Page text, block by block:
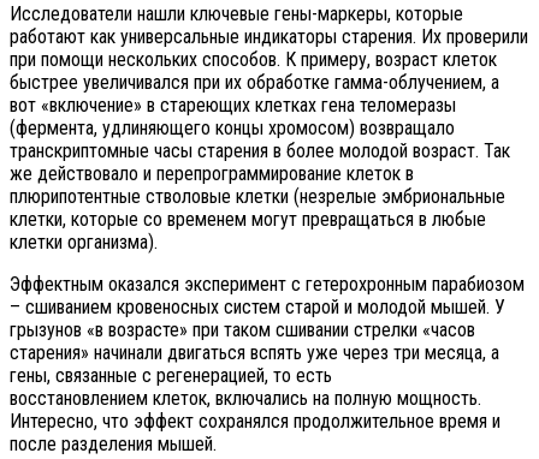
Исследователи нашли ключевые гены-маркеры, которые
работают как универсальные индикаторы старения. Их проверили
при помощи нескольких способов. К примеру, возраст клеток
быстрее увеличивался при их обработке гамма-облучением, а
вот «включение» в стареющих клетках гена теломеразы
(фермента, удлиняющего концы хромосом) возвращало
транскриптомные часы старения в более молодой возраст. Так
же действовало и перепрограммирование клеток в
плюрипотентные стволовые клетки (незрелые эмбриональные
клетки, которые со временем могут превращаться в любые
клетки организма).
Эффектным оказался эксперимент с гетерохронным парабиозом
– сшиванием кровеносных систем старой и молодой мышей. У
грызунов «в возрасте» при таком сшивании стрелки «часов
старения» начинали двигаться вспять уже через три месяца, а
гены, связанные с регенерацией, то есть
восстановлением клеток, включались на полную мощность.
Интересно, что эффект сохранялся продолжительное время и
после разделения мышей.